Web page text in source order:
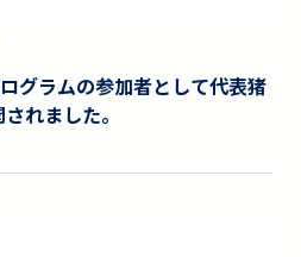
グラムの参加者として代表猪
れました。